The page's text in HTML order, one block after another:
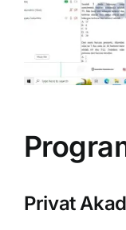
Privat